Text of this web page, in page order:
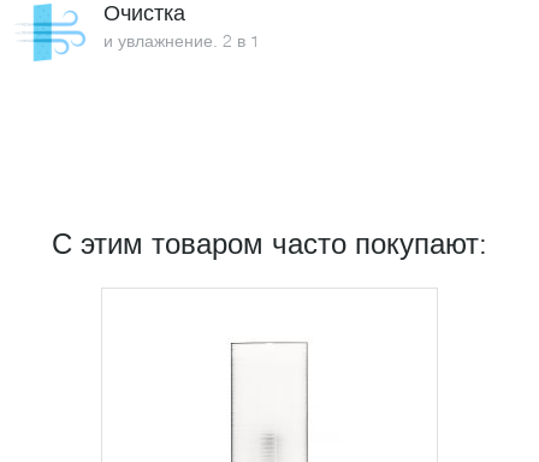
Очистка
и увлажнение. 2 в 1
С этим товаром часто покупают: